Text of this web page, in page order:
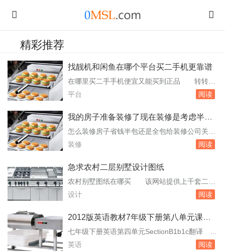
精彩推荐
找靓机和闲鱼在哪个平台买二手机更靠谱
在哪里买二手手机便宜又能买到正品 转转：
初期以二手机起家，平台自带权威专业的质检功
心。找靓机：专业的二手机交易平台，推出了。
是有的，绝对是正品二手机，价格合理，每款二
手机型的缺点及验机结果在主页展示，是靠谱的
平台 阅读
我的房子准备装修了现在装修是考虑半包
好还是全包呢
怎么装修房子省钱半包还是全包给装修公司关镇
铨怎么样 装修房子省钱的方法：选择合适的
全包意味着所有工作都由装修公司完成，业主只
在选择装修公司时，建议您综合考虑公司的资
质、经验、口碑以及服务质量等因素，并尽可能
装修 阅读
急求农村二层别墅设计图纸
农村别墅图纸在哪买 该网站提供上千套二
层、二层半、三层、三层半、四层农村自建别墅
及农村房屋设计图供您使用，让建好房子更轻
计公司原创别墅设计作品。今日头条https：//ww
w.toutiao.com/answer/...
设计 阅读
2012版英语教材7年级下册第八单元课文
语翻译
七年级下册英语第四单元SectionB1b1c翻译
以下是七年级下册英语第四单元SectionB1b，1c
英语 阅读